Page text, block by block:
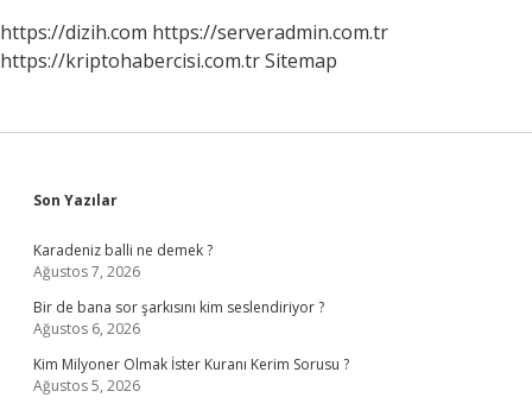
https://dizih.com https://serveradmin.com.tr
https://kriptohabercisi.com.trSitemap
Sidebar
Son Yazılar
Karadeniz balli ne demek ?
Ağustos 7, 2026
Bir de bana sor şarkısını kim seslendiriyor ?
Ağustos 6, 2026
Kim Milyoner Olmak İster Kuranı Kerim Sorusu ?
Ağustos 5, 2026